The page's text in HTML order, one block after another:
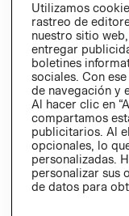
Ecuador ($)
CAMBIAR REGIÓN
Utilizamos
rastreo de
nuestro sitio
entregar
boletines
sociales. Con
de navegación y
Al hacer clic en
compartamos
publicitarios. Al
opcionales, lo
personalizadas.
personalizar sus
de datos para